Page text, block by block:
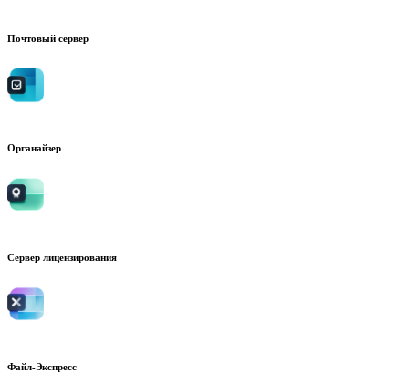
Почтовый сервер
Органайзер
Сервер лицензирования
Файл-Экспресс